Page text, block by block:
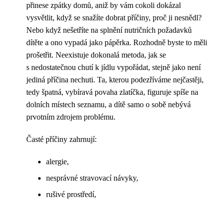
přinese zpátky domů, aniž by vám cokoli dokázal
vysvětlit, když se snažíte dobrat příčiny, proč ji nesnědl?
Nebo když nešetříte na splnění nutričních požadavků
dítěte a ono vypadá jako pápěrka. Rozhodně byste to měli
prošetřit. Neexistuje dokonalá metoda, jak se
s nedostatečnou chutí k jídlu vypořádat, stejně jako není
jediná příčina nechuti. Ta, kterou podezříváme nejčastěji,
tedy špatná, vybíravá povaha zlatíčka, figuruje spíše na
dolních místech seznamu, a dítě samo o sobě nebývá
prvotním zdrojem problému.
Časté příčiny zahrnují:
alergie,
nesprávné stravovací návyky,
rušivé prostředí,